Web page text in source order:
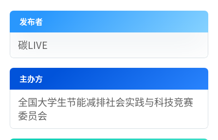
发布者
碳LIVE
主办方
全国大学生节能减排社会实践与科技竞赛
委员会